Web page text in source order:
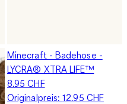
Minecraft - Badehose -
LYCRA® XTRA LIFE™
8.95 CHF
Originalpreis:12.95 CHF